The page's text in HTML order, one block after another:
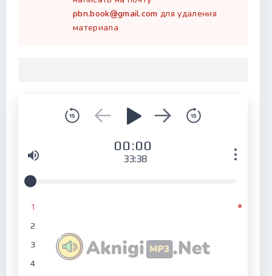
pbn.book@gmail.com для удаления
материала
00:00
33:38
1
2
3
4